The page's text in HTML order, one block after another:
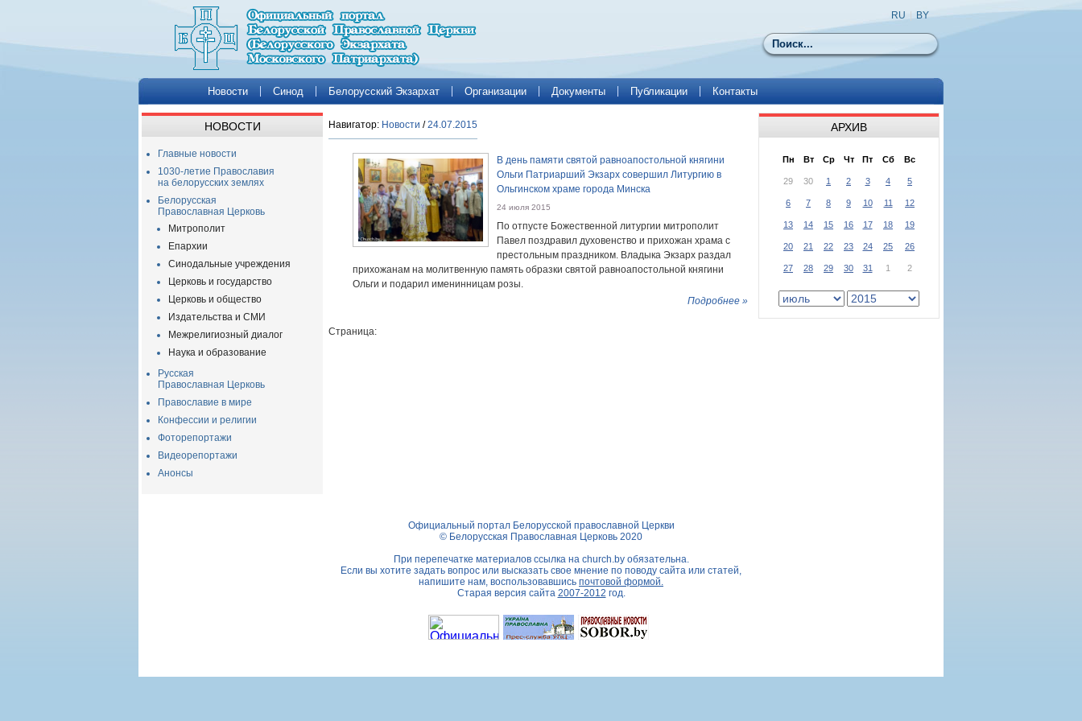
Поиск
RU BY
Новости Синод Белорусский Экзархат Организации Документы Публикации Контакты
НОВОСТИ
Главные новости
1030-летие Православия
на белорусских землях
Белорусская
Православная Церковь
Митрополит
Епархии
Синодальные учреждения
Церковь и государство
Церковь и общество
Издательства и СМИ
Межрелигиозный диалог
Наука и образование
Русская
Православная Церковь
Православие в мире
Конфессии и религии
Фоторепортажи
Видеорепортажи
Анонсы
Навигатор: Новости /24.07.2015
В день памяти святой равноапостольной княгини
Ольги Патриарший Экзарх совершил Литургию в
Ольгинском храме города Минска
24 июля 2015
По отпусте Божественной литургии митрополит
Павел поздравил духовенство и прихожан храма с
престольным праздником. Владыка Экзарх раздал
прихожанам на молитвенную память образки святой равноапостольной княгини
Ольги и подарил именинницам розы.
Подробнее »
Страница:
АРХИВ
Пн Вт Ср Чт Пт Сб Вс
29 30 1 2 3 4 5
6 7 8 9 10 11 12
13 14 15 16 17 18 19
20 21 22 23 24 25 26
27 28 29 30 31 1 2
Официальный портал Белорусской православной Церкви
© Белорусская Православная Церковь 2020
При перепечатке материалов ссылка на church.byобязательна.
Если вы хотите задать вопрос или высказать свое мнение по поводу сайта или статей,
напишите нам, воспользовавшись почтовой формой.
Старая версия сайта 2007-2012 год.